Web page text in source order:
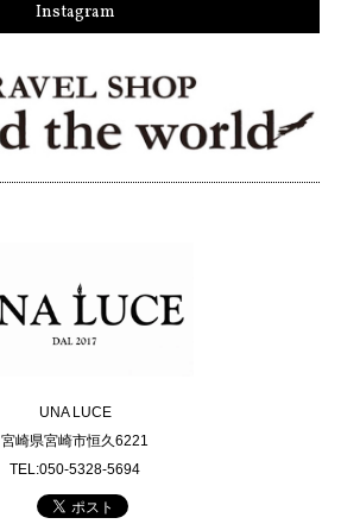
Instagram
UNA LUCE
宮崎県宮崎市恒久6221
TEL:050-5328-5694